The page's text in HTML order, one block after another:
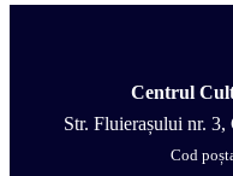
Centrul
Str. Fluierașului nr.
Cod